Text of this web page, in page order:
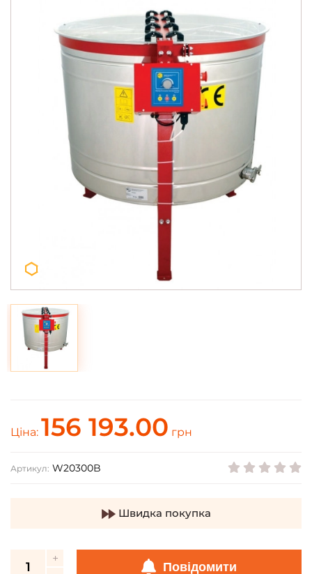
Ціна: 156 193.00 грн
Артикул: W20300B
Швидка покупка
Повідомити